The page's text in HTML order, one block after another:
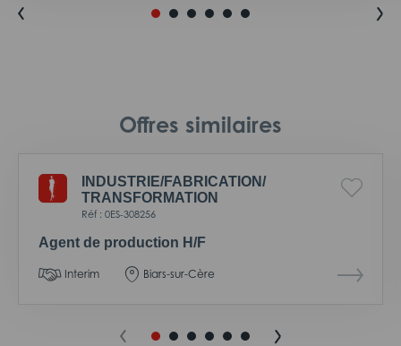
Offres similaires
INDUSTRIE/FABRICATION/
TRANSFORMATION
Réf : 0ES-308256
Agent de production H/F
Interim Biars-sur-Cère